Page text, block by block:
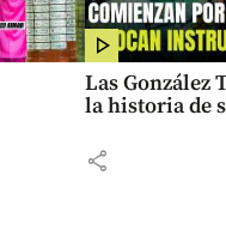
Las González
la historia de
share